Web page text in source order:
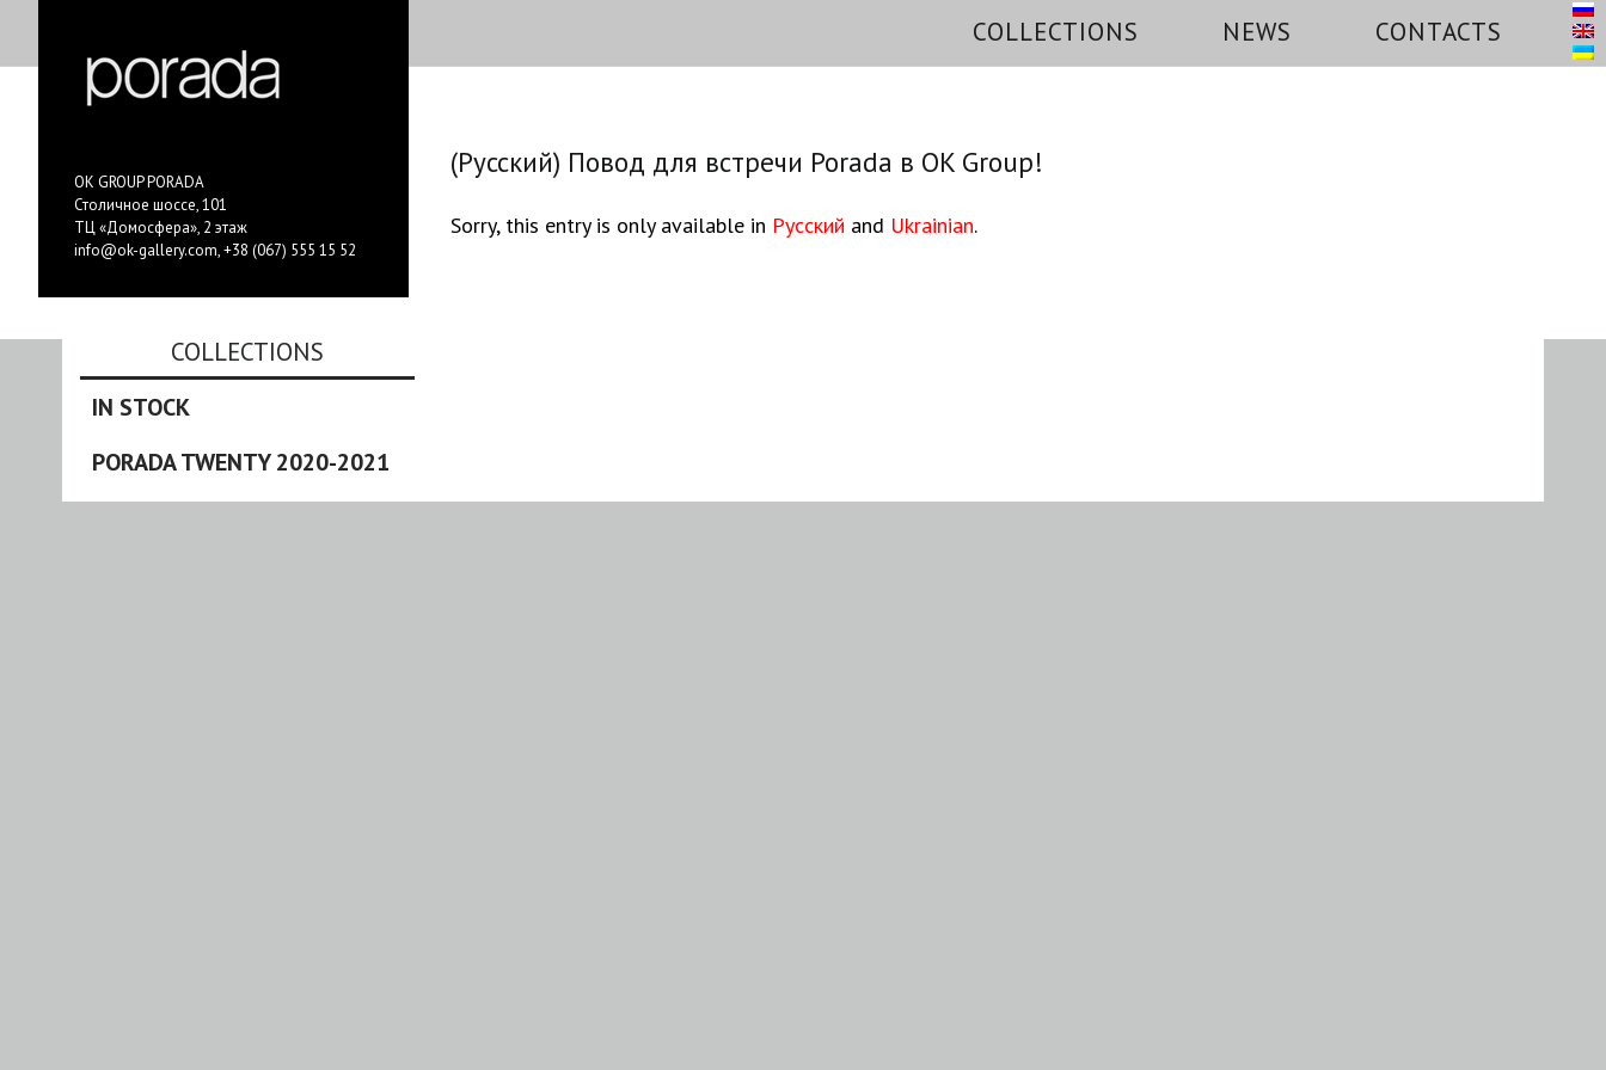
OK GROUP PORADA
Столичное шоссе, 101
ТЦ «Домосфера», 2 этаж
info@ok-gallery.com,+38 (067) 555 15 52
COLLECTIONS NEWS CONTACTS
COLLECTIONS
IN STOCK
PORADA TWENTY 2020-2021
(Русский) Повод для встречи Porada в OK Group!
Sorry, this entry is only available in Русский and Ukrainian.